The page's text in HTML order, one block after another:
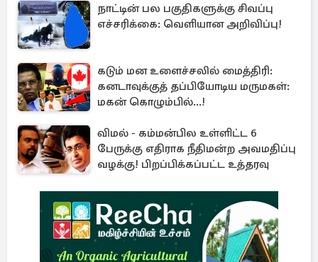
நாட்டின் பல பகுதிகளுக்கு சிவப்பு
எச்சரிக்கை: வெளியான அறிவிப்பு!
கடும் மன உளைச்சலில் மைத்திரி:
கனடாவுக்குத் தப்பியோடிய மருமகள்:
மகன் கொழும்பில்...!
விமல் - கம்மன்பில உள்ளிட்ட 6
பேருக்கு எதிராக நீதிமன்ற அவமதிப்பு
வழக்கு! பிறப்பிக்கப்பட்ட உத்தரவு